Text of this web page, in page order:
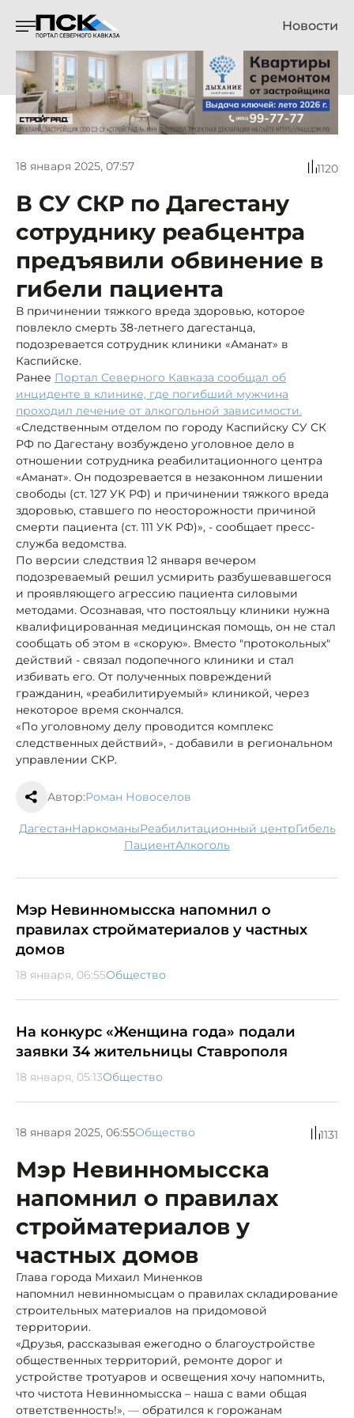
Новости
18 января 2025, 07:57 1120
В СУ СКР по Дагестану
сотруднику реабцентра
предъявили обвинение в
гибели пациента
В причинении тяжкого вреда здоровью, которое
повлекло смерть 38-летнего дагестанца,
подозревается сотрудник клиники «Аманат» в
Каспийске.
Ранее Портал Северного Кавказа сообщал об
инциденте в клинике, где погибший мужчина
проходил лечение от алкогольной зависимости.
«Следственным отделом по городу Каспийску СУ СК
РФ по Дагестану возбуждено уголовное дело в
отношении сотрудника реабилитационного центра
«Аманат». Он подозревается в незаконном лишении
свободы (ст. 127 УК РФ) и причинении тяжкого вреда
здоровью, ставшего по неосторожности причиной
смерти пациента (ст. 111 УК РФ)», - сообщает пресс-
служба ведомства.
По версии следствия 12 января вечером
подозреваемый решил усмирить разбушевавшегося
и проявляющего агрессию пациента силовыми
методами. Осознавая, что постояльцу клиники нужна
квалифицированная медицинская помощь, он не стал
сообщать об этом в «скорую». Вместо "протокольных"
действий - связал подопечного клиники и стал
избивать его. От полученных повреждений
гражданин, «реабилитируемый» клиникой, через
некоторое время скончался.
«По уголовному делу проводится комплекс
следственных действий», - добавили в региональном
управлении СКР.
Автор:Роман Новоселов
Дагестан наркоманы реабилитационный центр гибель
пациент алкоголь
Мэр Невинномысска напомнил о
правилах стройматериалов у частных
домов
18 января, 06:55Общество
На конкурс «Женщина года» подали
заявки 34 жительницы Ставрополя
18 января, 05:13Общество
18 января 2025, 06:55Общество 1131
Мэр Невинномысска
напомнил о правилах
стройматериалов у
частных домов
Глава города Михаил Миненков
напомнил невинномысцам о правилах складирование
строительных материалов на придомовой
территории.
«Друзья, рассказывая ежегодно о благоустройстве
общественных территорий, ремонте дорог и
устройстве тротуаров и освещения хочу напомнить,
что чистота Невинномысска – наша с вами общая
ответственность!», — обратился к горожанам